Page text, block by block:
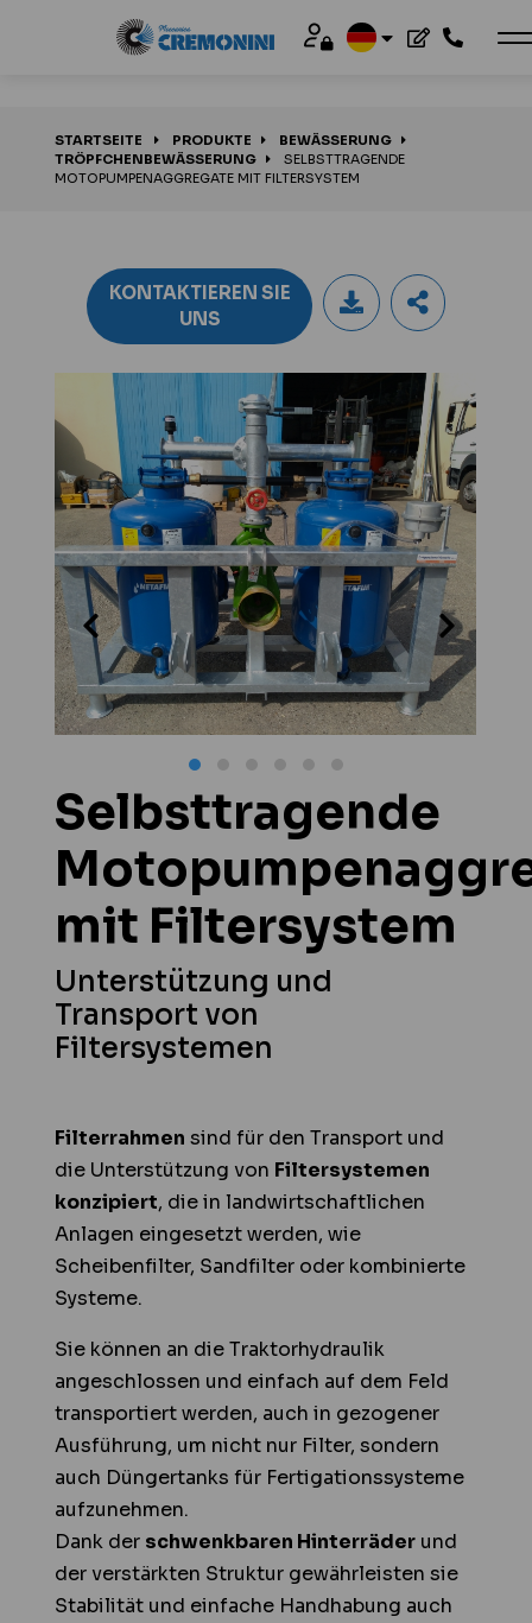
STARTSEITE PRODUKTE
BEWÄSSERUNG
TRÖPFCHENBEWÄSSERUNG
SELBSTTRAGENDE
MOTOPUMPENAGGREGATE MIT FILTERSYSTEM
KONTAKTIEREN SIE
UNS
Selbsttragende
mit Filtersystem
Unterstützung und
Transport von
Filtersystemen
Filterrahmen sind für den Transport und
die Unterstützung von Filtersystemen
konzipiert, die in landwirtschaftlichen
Anlagen eingesetzt werden, wie
Scheibenfilter, Sandfilter oder kombinierte
Systeme.
Sie können an die Traktorhydraulik
angeschlossen und einfach auf dem Feld
transportiert werden, auch in gezogener
Ausführung, um nicht nur Filter, sondern
auch Düngertanks für Fertigationssysteme
aufzunehmen.
Dank der schwenkbaren Hinterräder und
der verstärkten Struktur gewährleisten sie
Stabilität und einfache Handhabung auch